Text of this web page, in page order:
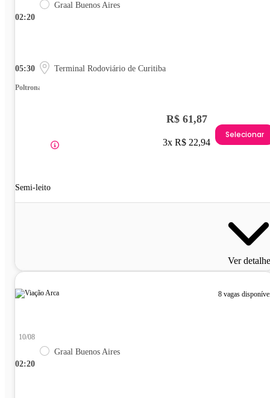
02:20
Graal Buenos Aires
05:30 Terminal Rodoviário de Curitiba
Poltrona
Semi-leito
R$ 61,87
3x R$ 22,94
Selecionar
Ver
8 vagas
02:20
10/08
Graal Buenos Aires